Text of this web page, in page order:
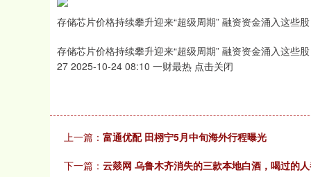
存储芯片价格持续攀升迎来“超级周期” 融资资金涌入这些股
存储芯片价格持续攀升迎来“超级周期” 融资资金涌入这些股
27 2025-10-24 08:10 一财最热 点击关闭
上一篇： 富通优配 田栩宁5月中旬海外行程曝光
下一篇： 云燚网 乌鲁木齐消失的三款本地白酒，喝过的